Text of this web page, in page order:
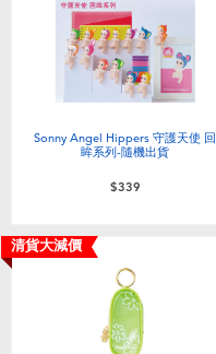
Sonny Angel Hippers 守護天使 回
眸系列-隨機出貨
$339
清貨大減價